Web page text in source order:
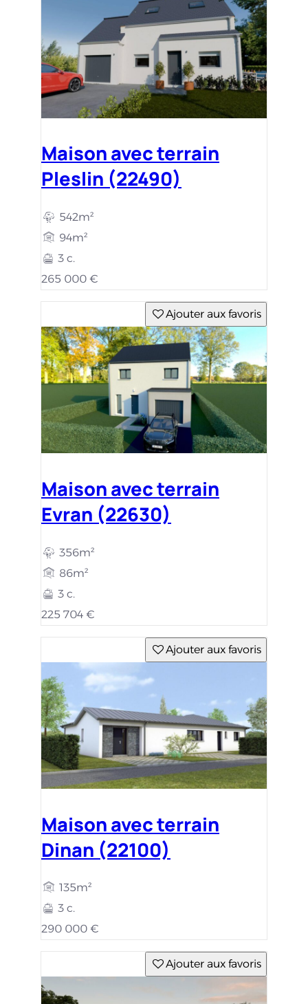
Maison avec terrain
Pleslin (22490)
542m²
94m²
3 c.
265 000 €
Ajouter aux favoris
Maison avec terrain
Evran (22630)
356m²
86m²
3 c.
225 704 €
Ajouter aux favoris
Maison avec terrain
Dinan (22100)
135m²
3 c.
290 000 €
Ajouter aux favoris